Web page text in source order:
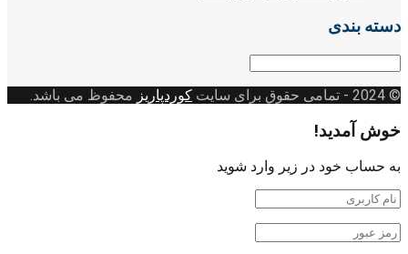
دسته بندی
دسته
© 2024
- تمامی حقوق برای سایت کوردپاریز محفوظ می باشد.
خوش آمدید!
به حساب خود در زیر وارد شوید